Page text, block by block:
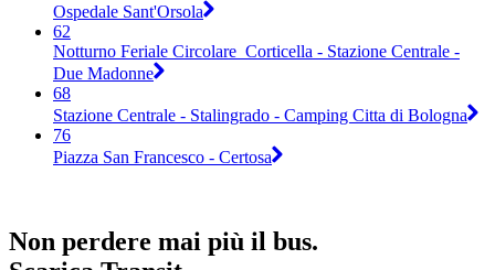
Ospedale Sant'Orsola
62
Notturno Feriale Circolare_Corticella - Stazione Centrale -
Due Madonne
68
Stazione Centrale - Stalingrado - Camping Citta di Bologna
76
Piazza San Francesco - Certosa
Non perdere mai più il bus.